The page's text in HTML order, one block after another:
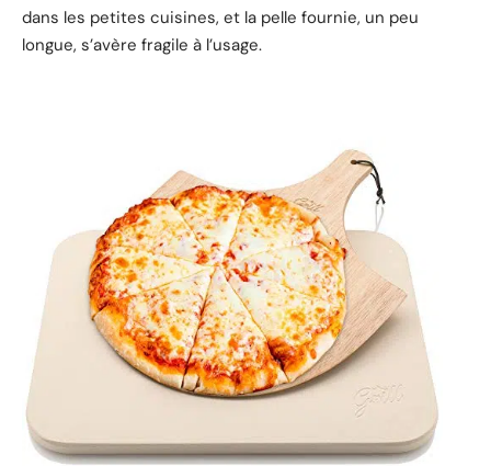
dans les petites cuisines, et la pelle fournie, un peu
longue, s’avère fragile à l’usage.